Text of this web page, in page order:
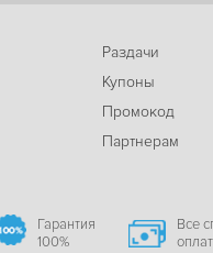
Раздачи
Купоны
Промокод
Партнерам
Гарантия
100%
Все